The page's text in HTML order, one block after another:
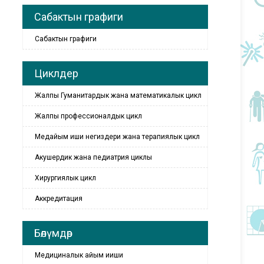
Сабактын графиги
Сабактын графиги
Циклдер
Жалпы Гуманитардык жана математикалык цикл
Жалпы профессионалдык цикл
Медайым иши негиздери жана терапиялык цикл
Акушердик жана педиатрия циклы
Хирургиялык цикл
Аккредитация
Бөлүмдөр
Медициналык айым ииши